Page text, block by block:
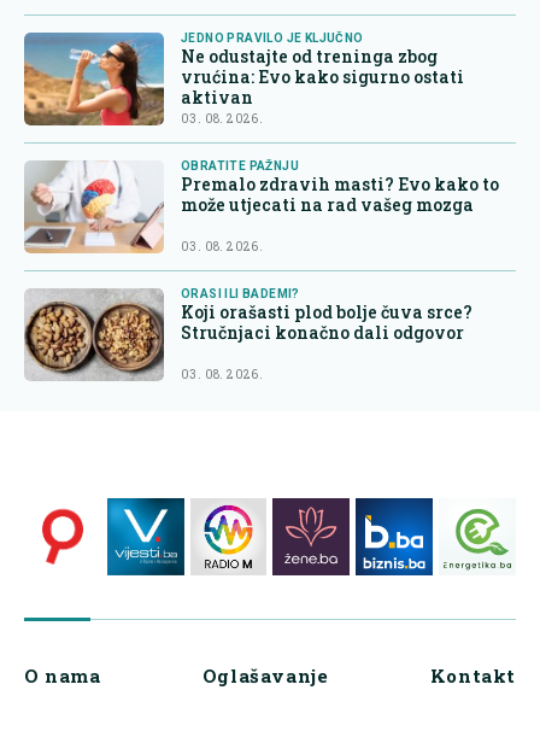
JEDNO PRAVILO JE KLJUČNO
Ne odustajte od treninga zbog
vrućina: Evo kako sigurno ostati
aktivan
03. 08. 2026.
OBRATITE PAŽNJU
Premalo zdravih masti? Evo kako to
može utjecati na rad vašeg mozga
03. 08. 2026.
ORASI ILI BADEMI?
Koji orašasti plod bolje čuva srce?
Stručnjaci konačno dali odgovor
03. 08. 2026.
O nama Oglašavanje Kontakt